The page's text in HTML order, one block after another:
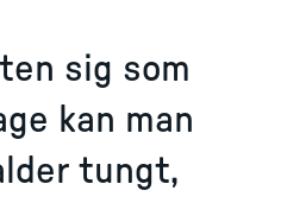
sig som
kan man
tungt,